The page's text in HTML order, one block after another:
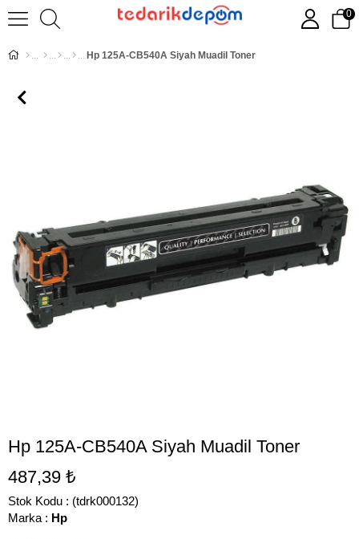
0
Hp 125A-CB540A Siyah Muadil Toner
Hp 125A-CB540A Siyah Muadil Toner
487,39 ₺
Stok Kodu
(tdrk000132)
Marka : Hp